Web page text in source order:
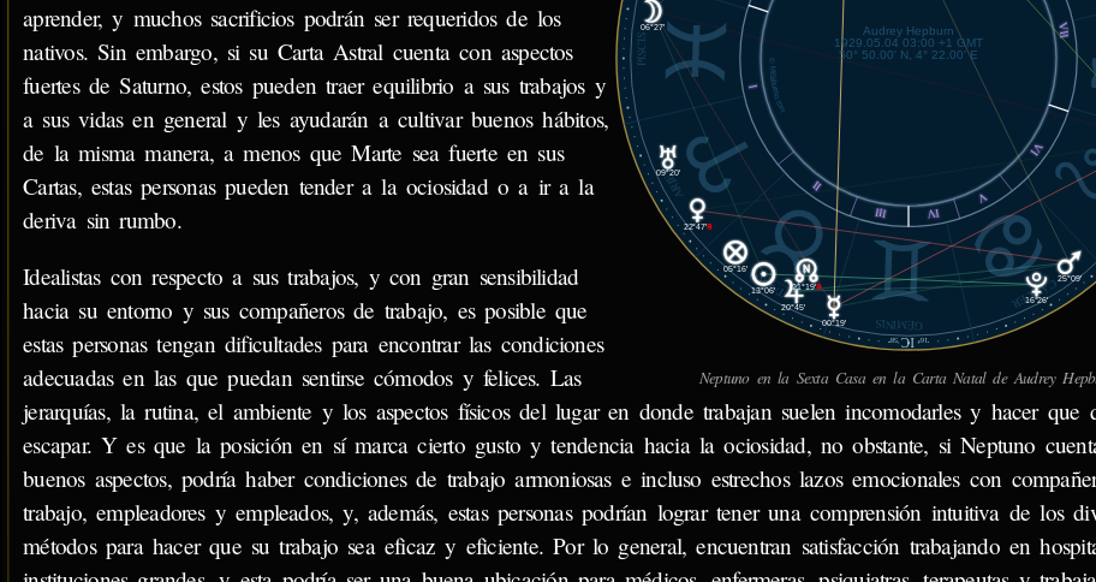
© MiSabueso.com
16°
IC
58'
ARIES
TAURO
GÉMINIS
CÁNCER
PISCIS
I
II
III IV
V
VI
VII
13°06'
06°27'
00°19'
22°47'℞
25°09'
20°45'
09°20'
16°26'
21°19'℞
05°16'
Audrey Hepburn
1929.05.04 03:00 +1 GMT
50° 50.00' N, 4° 22.00' E
Neptuno en la Sexta Casa en la Carta Natal de Audrey
aprender, y muchos sacrificios podrán ser requeridos de los
nativos. Sin embargo, si su Carta Astral cuenta con aspectos
fuertes de Saturno, estos pueden traer equilibrio a sus trabajos y
a sus vidas en general y les ayudarán a cultivar buenos hábitos,
de la misma manera, a menos que Marte sea fuerte en sus
Cartas, estas personas pueden tender a la ociosidad o a ir a la
deriva sin rumbo.
Idealistas con respecto a sus trabajos, y con gran sensibilidad
hacia su entorno y sus compañeros de trabajo, es posible que
estas personas tengan dificultades para encontrar las condiciones
adecuadas en las que puedan sentirse cómodos y felices. Las
jerarquías, la rutina, el ambiente y los aspectos físicos del lugar en donde trabajan suelen incomodarles y hacer que
escapar. Y es que la posición en sí marca cierto gusto y tendencia hacia la ociosidad, no obstante, si Neptuno
buenos aspectos, podría haber condiciones de trabajo armoniosas e incluso estrechos lazos emocionales con
trabajo, empleadores y empleados, y, además, estas personas podrían lograr tener una comprensión intuitiva de los
métodos para hacer que su trabajo sea eficaz y eficiente. Por lo general, encuentran satisfacción trabajando en